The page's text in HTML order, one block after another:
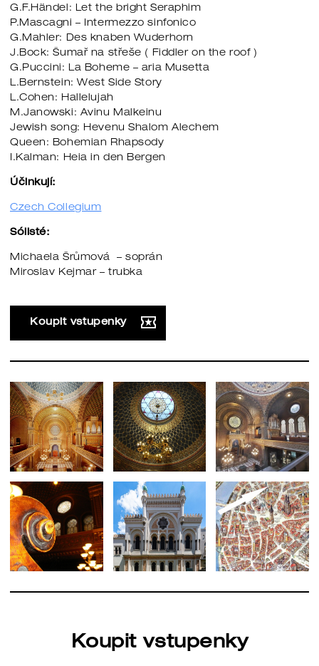
G.F.Händel: Let the bright Seraphim
P.Mascagni – Intermezzo sinfonico
G.Mahler: Des knaben Wuderhorn
J.Bock: Šumař na střeše ( Fiddler on the roof )
G.Puccini: La Boheme – aria Musetta
L.Bernstein: West Side Story
L.Cohen: Hallelujah
M.Janowski: Avinu Malkeinu
Jewish song: Hevenu Shalom Alechem
Queen: Bohemian Rhapsody
I.Kalman: Heia in den Bergen
Účinkují:
Czech Collegium
Sólisté:
Michaela Šrůmová – soprán
Miroslav Kejmar – trubka
Koupit vstupenky
Koupit vstupenky